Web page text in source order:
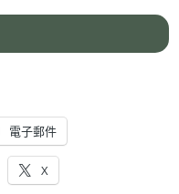
電子郵件
X